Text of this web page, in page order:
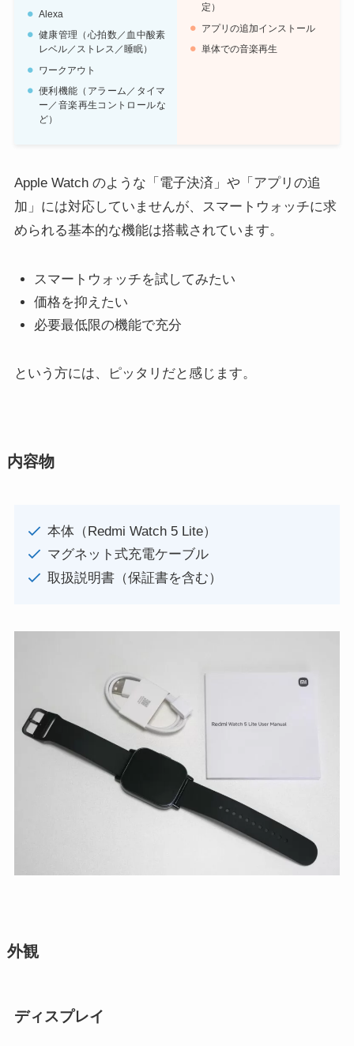
Alexa
健康管理（心拍数／血中酸素
レベル／ストレス／睡眠）
ワークアウト
便利機能（アラーム／タイマ
ー／音楽再生コントロールな
ど）
定）
アプリの追加インストール
単体での音楽再生
Apple Watch のような「電子決済」や「アプリの追
加」には対応していませんが、スマートウォッチに求
められる基本的な機能は搭載されています。
スマートウォッチを試してみたい
価格を抑えたい
必要最低限の機能で充分
という方には、ピッタリだと感じます。
内容物
本体（Redmi Watch 5 Lite）
マグネット式充電ケーブル
取扱説明書（保証書を含む）
外観
ディスプレイ